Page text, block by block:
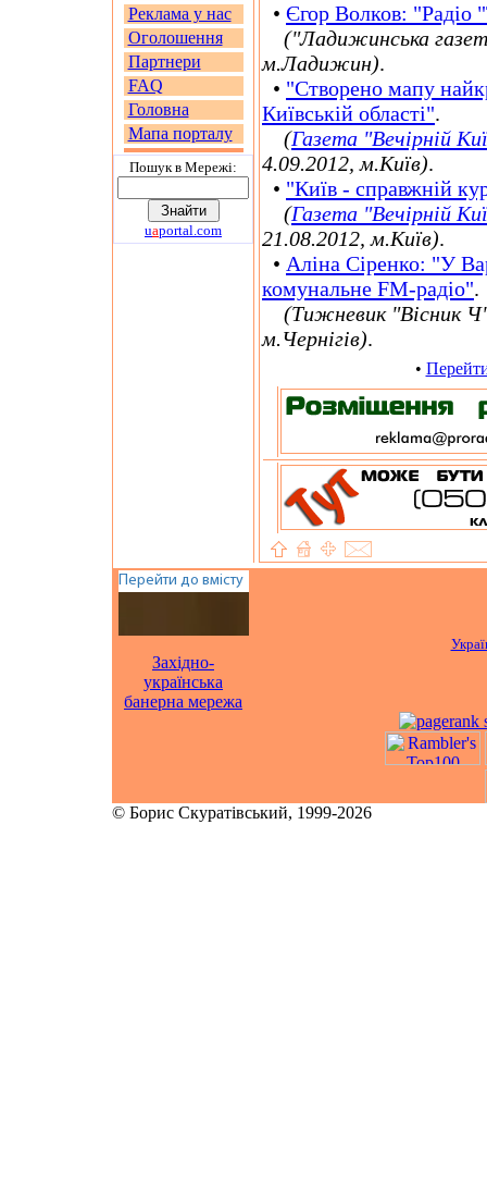
Реклама у нас
Оголошення
Партнери
FAQ
Головна
Мапа порталу
Пошук в Мережi:
uaportal.com
• Єгор Волков: "Радіо
("Ладижинська
м.Ладижин).
• "Створено мапу
Київській області".
(Газета "Вечірній
4.09.2012, м.Київ).
• "Київ - справжній
(Газета "Вечірній
21.08.2012, м.Київ).
• Аліна Сіренко: "У
комунальне FМ-радіо".
(Тижневик "Вісник
м.Чернігів).
•
Західно-
українська
банерна мережа
© Борис Скуратівський, 1999-2026